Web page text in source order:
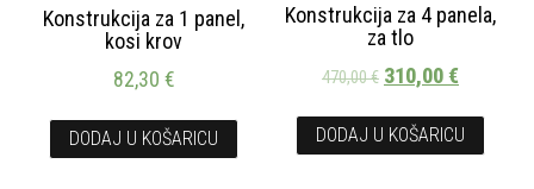
Konstrukcija za 1 panel,
kosi krov
82,30 €
DODAJ U KOŠARICU
Konstrukcija za 4 panela,
za tlo
470,00€ 310,00€
DODAJ U KOŠARICU